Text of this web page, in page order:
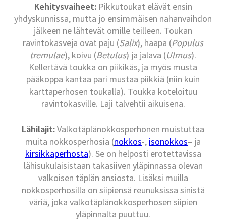
Kehitysvaiheet:Pikkutoukat elävät ensin
yhdyskunnissa, mutta jo ensimmäisen nahanvaihdon
jälkeen ne lähtevät omille teilleen. Toukan
ravintokasveja ovat paju (Salix), haapa (Populus
tremulae), koivu (Betulus) ja jalava (Ulmus).
Kellertävä toukka on piikikäs, ja myös musta
pääkoppa kantaa pari mustaa piikkiä (niin kuin
karttaperhosen toukalla). Toukka koteloituu
ravintokasville. Laji talvehtii aikuisena.
Lähilajit:Valkotäplänokkosperhonen muistuttaa
muita nokkosperhosia (nokkos-, isonokkos– ja
kirsikkaperhosta). Se on helposti erotettavissa
lähisukulaisistaan takasiiven yläpinnassa olevan
valkoisen täplän ansiosta. Lisäksi muilla
nokkosperhosilla on siipiensä reunuksissa sinistä
väriä, joka valkotäplänokkosperhosen siipien
yläpinnalta puuttuu.